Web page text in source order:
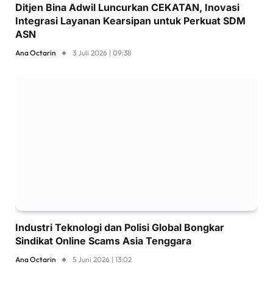
Ditjen Bina Adwil Luncurkan CEKATAN, Inovasi
Integrasi Layanan Kearsipan untuk Perkuat SDM
ASN
Ana Octarin 3 Juli 2026 | 09:38
Industri Teknologi dan Polisi Global Bongkar
Sindikat Online Scams Asia Tenggara
Ana Octarin 5 Juni 2026 | 13:02